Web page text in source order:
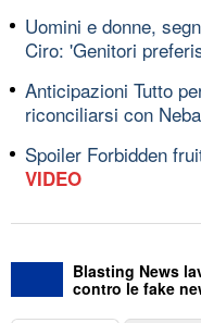
Uomini e donne,
Ciro: 'Genitori
Anticipazioni Tutto
riconciliarsi con
Spoiler Forbidden
VIDEO
Blasting News
contro le fake